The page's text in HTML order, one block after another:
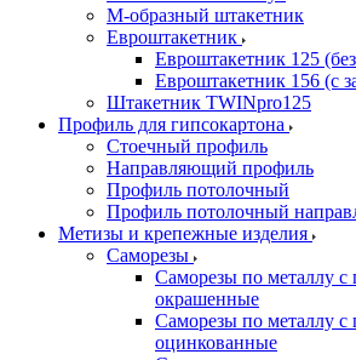
М-образный штакетник
Евроштакетник
Евроштакетник 125
Евроштакетник 156 (с
Штакетник TWINpro125
Профиль для гипсокартона
Стоечный профиль
Направляющий профиль
Профиль потолочный
Профиль потолочный
Метизы и крепежные изделия
Саморезы
Саморезы по металлу с
окрашенные
Саморезы по металлу с
оцинкованные